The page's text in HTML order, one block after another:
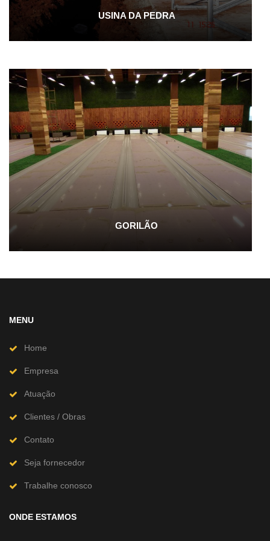
USINA DA PEDRA
GORILÃO
MENU
Home
Empresa
Atuação
Clientes / Obras
Contato
Seja fornecedor
Trabalhe conosco
ONDE ESTAMOS